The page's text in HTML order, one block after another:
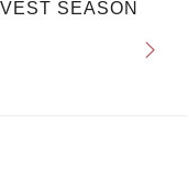
SEASON